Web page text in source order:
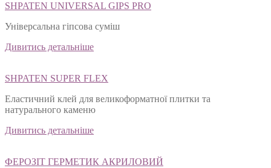
SHPATEN UNIVERSAL GIPS PRO
Універсальна гіпсова суміш
Дивитись детальніше
SHPATEN SUPER FLEX
Еластичний клей для великоформатної плитки та
натурального каменю
Дивитись детальніше
ФЕРОЗІТ ГЕРМЕТИК АКРИЛОВИЙ